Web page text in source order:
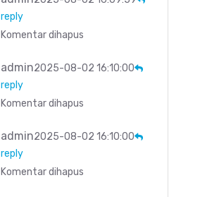
reply
Komentar dihapus
admin2025-08-02 16:10:00
reply
Komentar dihapus
admin2025-08-02 16:10:00
reply
Komentar dihapus